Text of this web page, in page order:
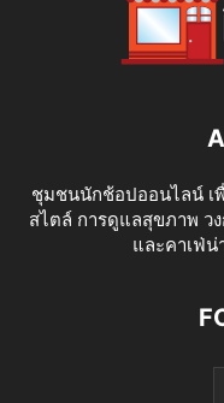
ชุมชนนักช้อปออนไลน์ เ
สไตล์ การดูแลสุขภาพ วง
และคาเฟ่น่